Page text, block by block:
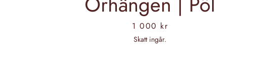
Pris
1 000 kr
Skatt ingår.